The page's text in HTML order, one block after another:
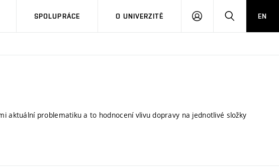
SPOLUPRÁCE O UNIVERZITĚ
PŘIHLÁSIT HLEDATEN
aktuální problematiku a to hodnocení vlivu dopravy na jednotlivé složky